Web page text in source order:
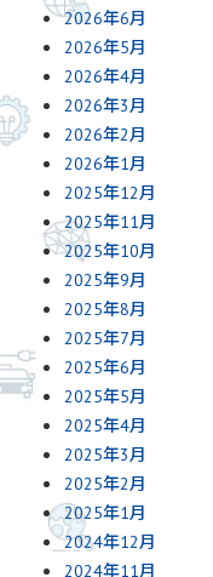
2026年6月
2026年5月
2026年4月
2026年3月
2026年2月
2026年1月
2025年12月
2025年11月
2025年10月
2025年9月
2025年8月
2025年7月
2025年6月
2025年5月
2025年4月
2025年3月
2025年2月
2025年1月
2024年12月
2024年11月